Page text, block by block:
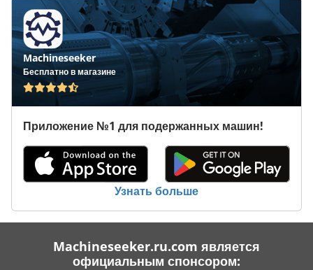
Machineseeker
Бесплатно в магазине
Приложение №1 для подержанных машин!
Узнать больше
Machineseeker.ru.com является
официальным спонсором: